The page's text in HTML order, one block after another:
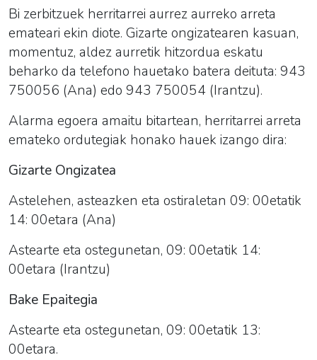
Bi zerbitzuek herritarrei aurrez aurreko arreta
emateari ekin diote. Gizarte ongizatearen kasuan,
momentuz, aldez aurretik hitzordua eskatu
beharko da telefono hauetako batera deituta: 943
750056 (Ana) edo 943 750054 (Irantzu).
Alarma egoera amaitu bitartean, herritarrei arreta
emateko ordutegiak honako hauek izango dira:
Gizarte Ongizatea
Astelehen, asteazken eta ostiraletan 09: 00etatik
14: 00etara (Ana)
Astearte eta ostegunetan, 09: 00etatik 14:
00etara (Irantzu)
Bake Epaitegia
Astearte eta ostegunetan, 09: 00etatik 13:
00etara.